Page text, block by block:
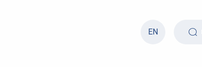
EN